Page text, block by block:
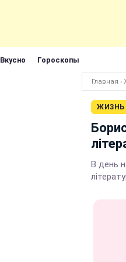
Вкусно Гороскопы
Главная ›
ЖИЗНЬ
В день